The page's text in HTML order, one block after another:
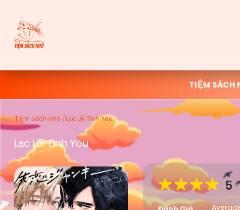
TIỆM SÁCH
Tiệm sách nhỏ Lạc Lối Tình Yêu
Lạc Lối Tình Yêu
5